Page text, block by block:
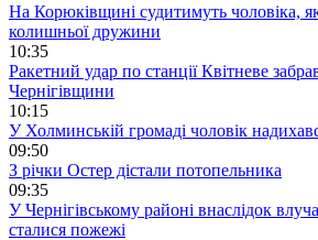
На Корюківщині судитимуть чоловіка,
колишньої дружини
10:35
Ракетний удар по станції Квітневе
Чернігівщини
10:15
У Холминській громаді чоловік
09:50
З річки Остер дістали потопельника
09:35
У Чернігівському районі внаслідок
сталися пожежі